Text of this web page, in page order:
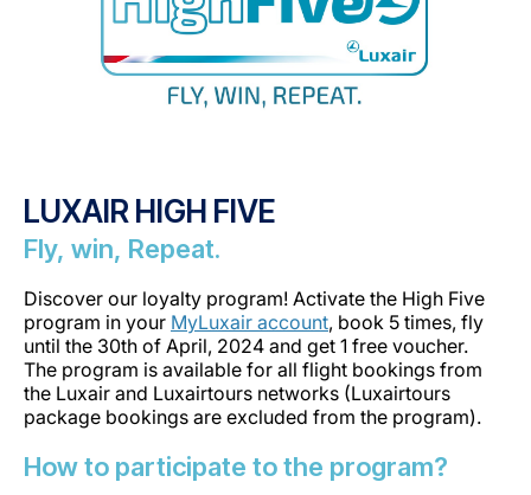
LUXAIR HIGH FIVE
Fly, win, Repeat.
Discover our loyalty program! Activate the High Five
program in your MyLuxair account, book 5 times, fly
until the 30th of April, 2024 and get 1 free voucher.
The program is available for all flight bookings from
the Luxair and Luxairtours networks (Luxairtours
package bookings are excluded from the program).
How to participate to the program?